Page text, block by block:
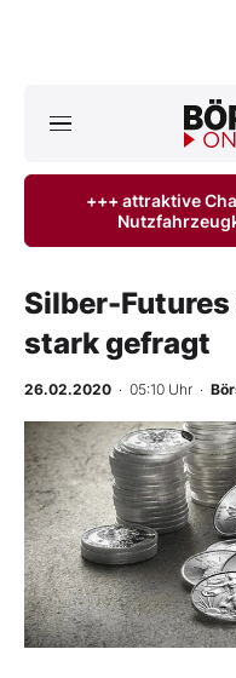
ktuelle
Finanz-Check
BO-Musterdepots
Experten
Mein B:O
+++ attraktive
Silber-
stark gefragt
26.02.2020 · 05:10 Uhr ·